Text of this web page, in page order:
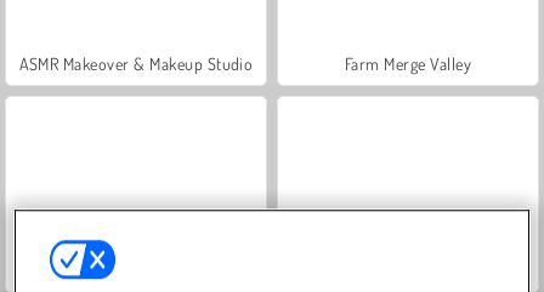
ASMR Makeover & Makeup Studio Farm Merge Valley
Let's Fish!